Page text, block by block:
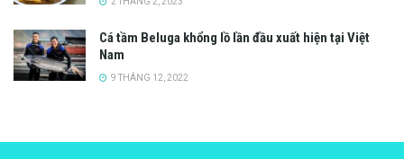
Cá tầm Beluga khổng lồ lần đầu xuất hiện tại Việt
Nam
9 THÁNG 12, 2022